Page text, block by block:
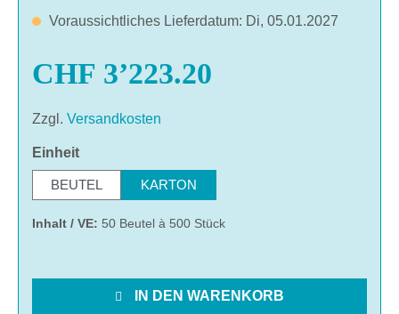
Voraussichtliches Lieferdatum: Di, 05.01.2027
CHF 3’223.20
Zzgl. Versandkosten
Einheitauswählen
BEUTEL KARTON
Inhalt / VE: 50 Beutel à 500 Stück
IN DEN WARENKORB